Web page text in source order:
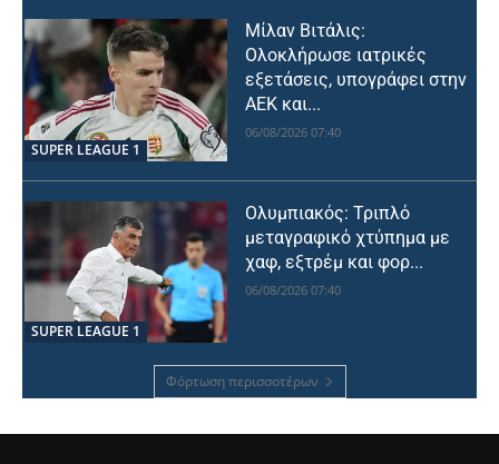
SUPER LEAGUE 1
Μίλαν Βιτάλις:
Ολοκλήρωσε ιατρικές
εξετάσεις, υπογράφει στην
ΑΕΚ και...
06/08/2026 07:40
SUPER LEAGUE 1
Ολυμπιακός: Τριπλό
μεταγραφικό χτύπημα με
χαφ, εξτρέμ και φορ...
06/08/2026 07:40
Φόρτωση περισσοτέρων